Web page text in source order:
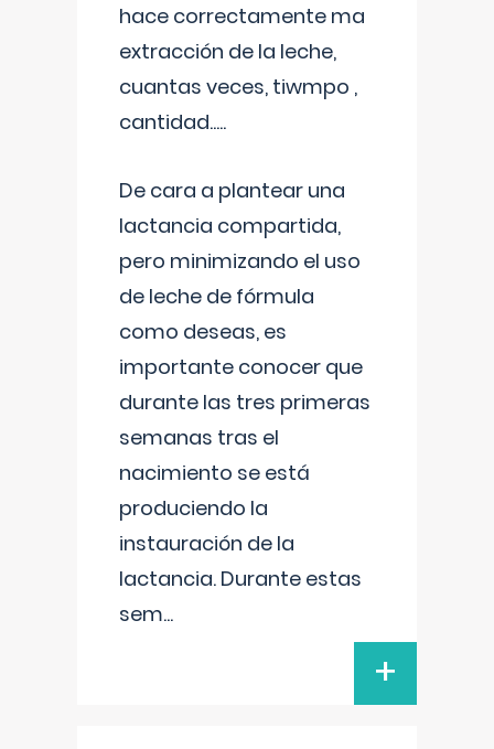
hace correctamente ma
extracción de la leche,
cuantas veces, tiwmpo ,
cantidad.....
De cara a plantear una
lactancia compartida,
pero minimizando el uso
de leche de fórmula
como deseas, es
importante conocer que
durante las tres primeras
semanas tras el
nacimiento se está
produciendo la
instauración de la
lactancia. Durante estas
sem...
+